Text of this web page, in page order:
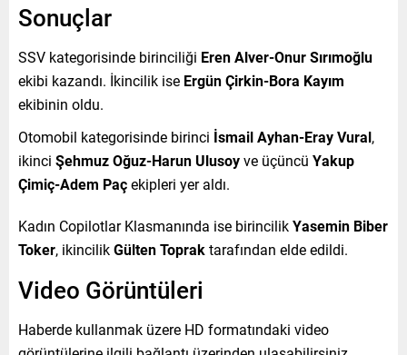
Sonuçlar
SSV kategorisinde birinciliği Eren Alver-Onur Sırımoğlu
ekibi kazandı. İkincilik ise Ergün Çirkin-Bora Kayım
ekibinin oldu.
Otomobil kategorisinde birinci İsmail Ayhan-Eray Vural,
ikinci Şehmuz Oğuz-Harun Ulusoyve üçüncü Yakup
Çimiç-Adem Paçekipleri yer aldı.
Kadın Copilotlar Klasmanında ise birincilikYasemin Biber
Toker, ikincilikGülten Topraktarafından elde edildi.
Video Görüntüleri
Haberde kullanmak üzere HD formatındaki video